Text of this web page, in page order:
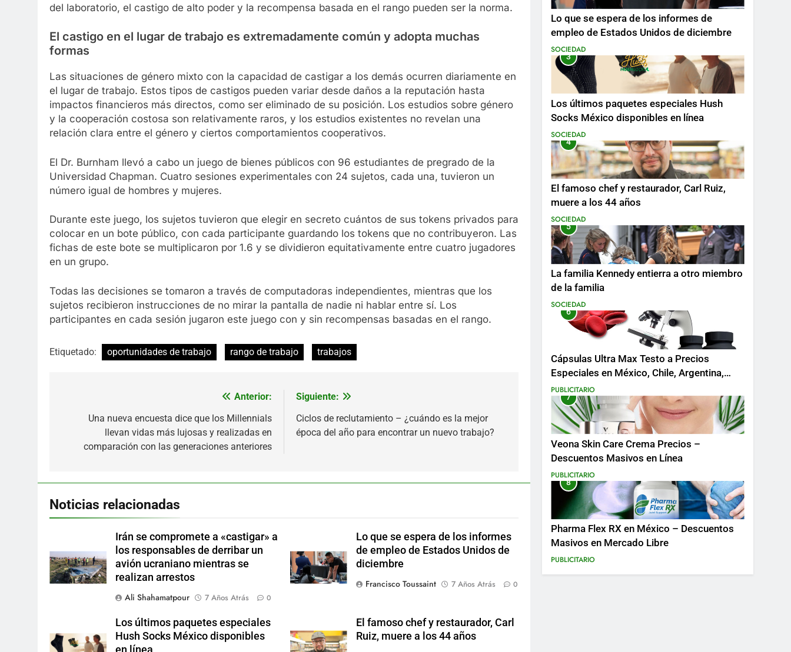
del laboratorio, el castigo de alto poder y la recompensa basada en el rango pueden ser la norma.
El castigo en el lugar de trabajo es extremadamente común y adopta muchas
formas
Las situaciones de género mixto con la capacidad de castigar a los demás ocurren diariamente en
el lugar de trabajo. Estos tipos de castigos pueden variar desde daños a la reputación hasta
impactos financieros más directos, como ser eliminado de su posición. Los estudios sobre género
y la cooperación costosa son relativamente raros, y los estudios existentes no revelan una
relación clara entre el género y ciertos comportamientos cooperativos.
El Dr. Burnham llevó a cabo un juego de bienes públicos con 96 estudiantes de pregrado de la
Universidad Chapman. Cuatro sesiones experimentales con 24 sujetos, cada una, tuvieron un
número igual de hombres y mujeres.
Durante este juego, los sujetos tuvieron que elegir en secreto cuántos de sus tokens privados para
colocar en un bote público, con cada participante guardando los tokens que no contribuyeron. Las
fichas de este bote se multiplicaron por 1.6 y se dividieron equitativamente entre cuatro jugadores
en un grupo.
Todas las decisiones se tomaron a través de computadoras independientes, mientras que los
sujetos recibieron instrucciones de no mirar la pantalla de nadie ni hablar entre sí. Los
participantes en cada sesión jugaron este juego con y sin recompensas basadas en el rango.
Etiquetado: oportunidades de trabajo rango de trabajo trabajos
entradas
Anterior:
Una nueva encuesta dice que los Millennials
llevan vidas más lujosas y realizadas en
comparación con las generaciones anteriores
Siguiente:
Ciclos de reclutamiento – ¿cuándo es la mejor
época del año para encontrar un nuevo trabajo?
Noticias relacionadas
Irán se compromete a «castigar» a
los responsables de derribar un
avión ucraniano mientras se
realizan arrestos
Ali Shahamatpour
7 Años Atrás 0
Lo que se espera de los informes
de empleo de Estados Unidos de
diciembre
Francisco Toussaint
7 Años Atrás 0
Los últimos paquetes especiales
Hush Socks México disponibles
El famoso chef y restaurador, Carl
Ruiz, muere a los 44 años
Lo que se espera de los informes de
empleo de Estados Unidos de diciembre
SOCIEDAD
3
Los últimos paquetes especiales Hush
Socks México disponibles en línea
SOCIEDAD
4
El famoso chef y restaurador, Carl Ruiz,
muere a los 44 años
SOCIEDAD
5
La familia Kennedy entierra a otro miembro
de la familia
SOCIEDAD
6
Cápsulas Ultra Max Testo a Precios
Especiales en México, Chile, Argentina,
Colombia, Perú , Ecuador, Costa Rica y
Más
PUBLICITARIO
7
Veona Skin Care Crema Precios –
Descuentos Masivos en Línea
PUBLICITARIO
8
Pharma Flex RX en México – Descuentos
Masivos en Mercado Libre
PUBLICITARIO